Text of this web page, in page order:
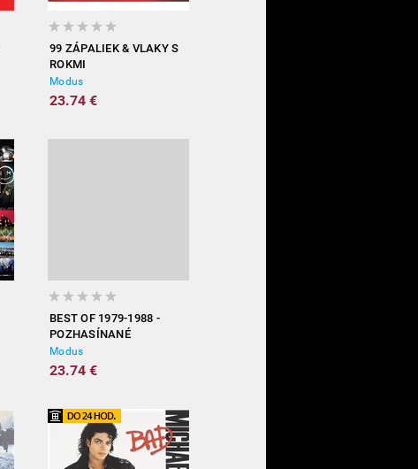
99 ZÁPALIEK & VLAKY S
ROKMI
Modus
23.74 €
BEST OF 1979-1988 -
POZHASÍNANÉ
Modus
23.74 €